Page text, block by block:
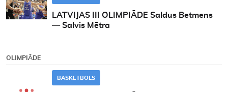
LATVIJAS III OLIMPIĀDE Saldus Betmens
— Salvis Mētra
OLIMPIĀDE
BASKETBOLS